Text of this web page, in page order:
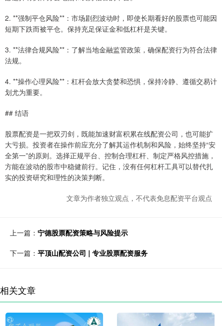
2. **强制平仓风险**：市场剧烈波动时，即使长期看好的股票也可能因
短期下跌而被平仓。保持充足保证金和低杠杆是关键。
3. **法律合规风险**：了解当地金融监管政策，确保配资行为符合法律
法规。
4. **操作心理风险**：杠杆会放大贪婪和恐惧，保持冷静、遵循交易计
划尤为重要。
## 结语
股票配资是一把双刃剑，既能加速财富积累在线配资公司，也可能扩
大亏损。投资者在操作前应充分了解其运作机制和风险，始终坚持“安
全第一”的原则。选择正规平台、控制合理杠杆、制定严格风控措施，
方能在波动的股市中稳健前行。记住，没有任何杠杆工具可以替代扎
实的投资研究和理性的决策判断。
文章为作者独立观点，不代表免息配资平台观点
上一篇： 宁德股票配资策略与风险提示
下一篇： 平顶山配资公司 | 专业股票配资服务
相关文章